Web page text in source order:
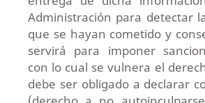
Administración para detectar
que se hayan cometido y
servirá para imponer
con lo cual se vulnera el
debe ser obligado a declarar